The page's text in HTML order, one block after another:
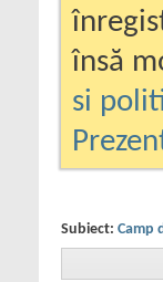
însă
si
Subiect: Camp